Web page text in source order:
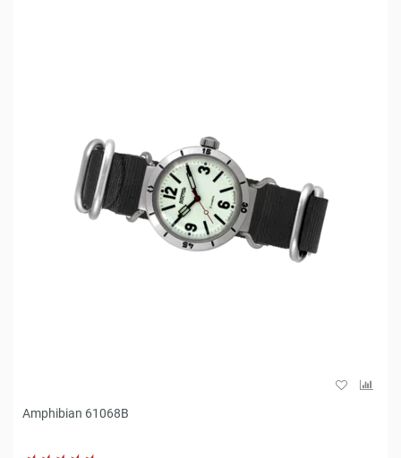
Amphibian 61068B